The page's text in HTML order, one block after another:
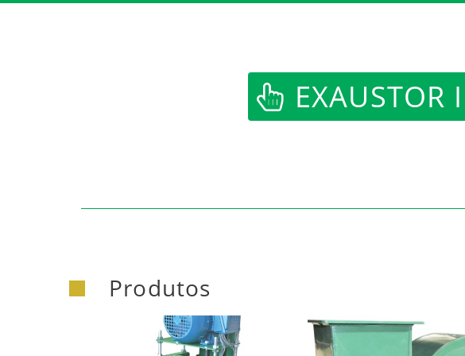
https://EXAUSTOR
Produtos